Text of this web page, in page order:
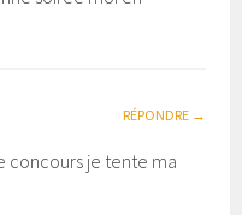
RÉPONDRE
concours je tente ma